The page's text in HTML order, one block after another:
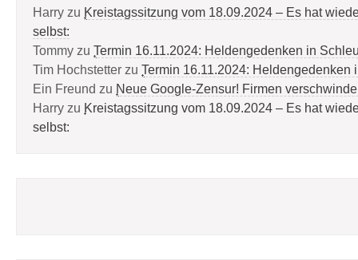
Harry zu Kreistagssitzung vom 18.09.2024 – Es hat
selbst:
Tommy zu Termin 16.11.2024: Heldengedenken in
Tim Hochstetter zu Termin 16.11.2024: Heldengedenken
Ein Freund zu Neue Google-Zensur! Firmen
Harry zu Kreistagssitzung vom 18.09.2024 – Es hat
selbst: